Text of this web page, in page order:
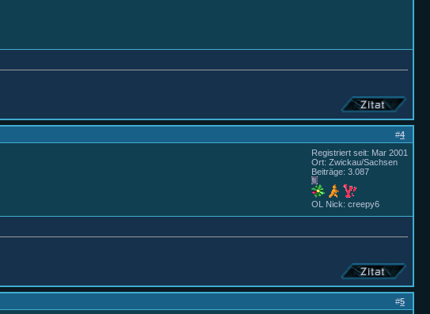
#4
Registriert seit: Mar 2001
Ort: Zwickau/Sachsen
Beiträge: 3.087
OL Nick: creepy6
#5